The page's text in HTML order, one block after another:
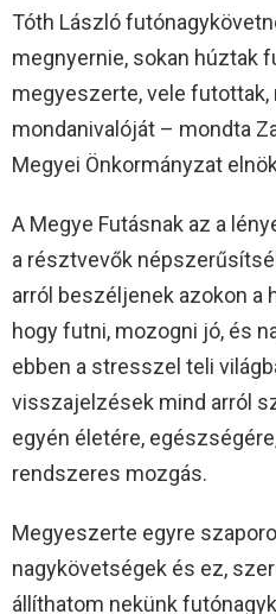
Tóth László
megnyernie, sokan húztak
megyeszerte, vele futottak,
mondanivalóját – mondta
Megyei Önkormányzat
A Megye Futásnak az a
a résztvevők
arról beszéljenek azokon a
hogy futni, mozogni jó, és
ebben a stresszel teli
visszajelzések mind arról
egyén életére,
rendszeres mozgás.
Megyeszerte egyre
nagykövetségek és ez,
állíthatom nekünk